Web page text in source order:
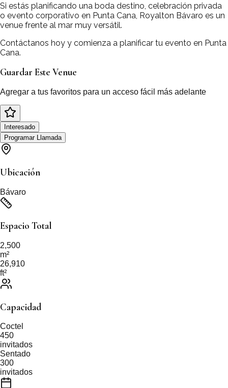
Si estás planificando una boda destino, celebración privada
o evento corporativo en Punta Cana, Royalton Bávaro es un
venue frente al mar muy versátil.
Contáctanos hoy y comienza a planificar tu evento en Punta
Cana.
Guardar Este Venue
Agregar a tus favoritos para un acceso fácil más adelante
Interesado
Programar Llamada
Ubicación
Bávaro
Espacio Total
2,500
m²
26,910
ft²
Capacidad
Coctel
450
invitados
Sentado
300
invitados